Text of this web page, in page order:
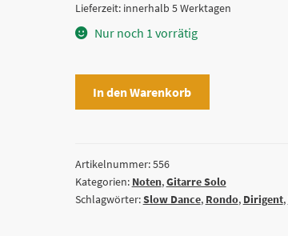
Lieferzeit: innerhalb 5 Werktagen
Nur noch 1 vorrätig
Three
Short
Pieces
In den Warenkorb
Artikelnummer:556
Kategorien: Noten,Gitarre Solo
Schlagwörter:Slow Dance, Rondo, Dirigent,